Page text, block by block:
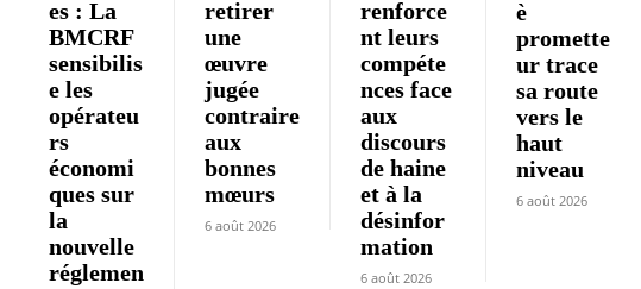
es : La
BMCRF
sensibilis
e les
opérateu
rs
économi
ques sur
la
nouvelle
réglemen
retirer
une
œuvre
jugée
contraire
aux
bonnes
mœurs
6 août 2026
renforce
nt leurs
compéte
nces face
aux
discours
de haine
et à la
désinfor
mation
6 août 2026
è
promette
ur trace
sa route
vers le
haut
niveau
6 août 2026